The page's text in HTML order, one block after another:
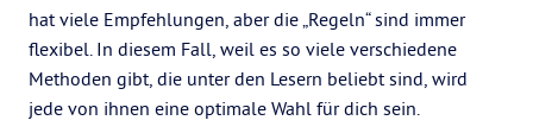
hat viele Empfehlungen, aber die „Regeln“ sind immer
flexibel. In diesem Fall, weil es so viele verschiedene
Methoden gibt, die unter den Lesern beliebt sind, wird
jede von ihnen eine optimale Wahl für dich sein.